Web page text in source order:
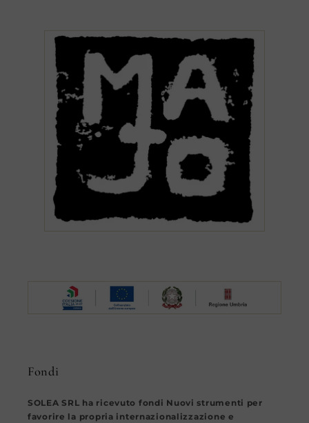
Fondi
SOLEA SRL ha ricevuto fondi Nuovi strumenti per
favorire la propria internazionalizzazione e